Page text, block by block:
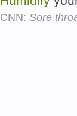
CNN: Sore